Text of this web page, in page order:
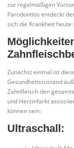
zur regelmäßigen
Parodontitis entdeckt
sich die Krankheit
Zunächst einmal ist
Gesundheitszustand
Zahnfleisch den
und Herzinfarkt
können sein:
Ultraschall: